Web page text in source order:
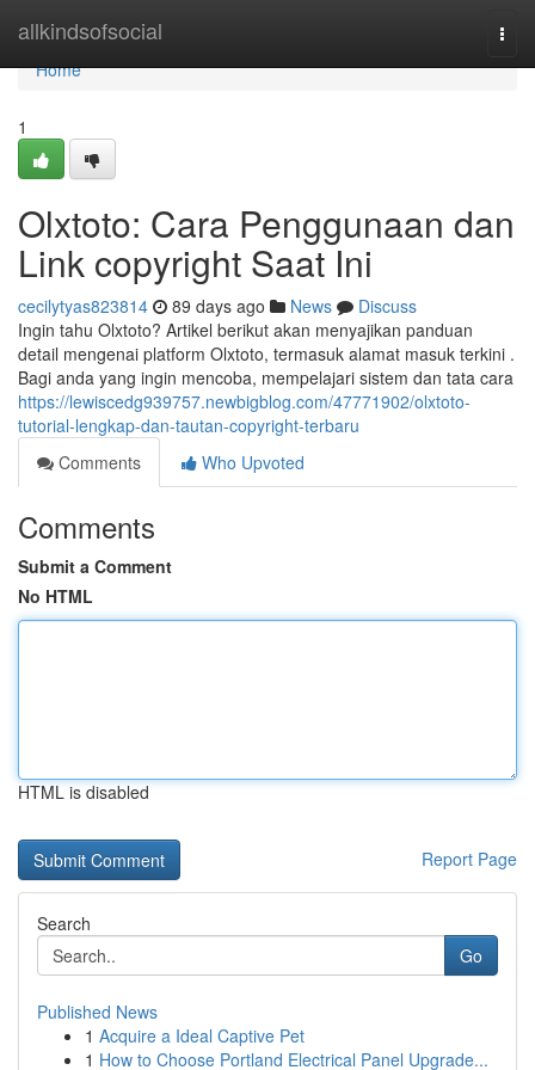
allkindsofsocial
Home
Home
1
Olxtoto: Cara Penggunaan dan
Link copyright Saat Ini
cecilytyas823814 89 days ago News
Discuss
Ingin tahu Olxtoto? Artikel berikut akan menyajikan panduan
detail mengenai platform Olxtoto, termasuk alamat masuk terkini .
Bagi anda yang ingin mencoba, mempelajari sistem dan tata cara
https://lewiscedg939757.newbigblog.com/47771902/olxtoto-
tutorial-lengkap-dan-tautan-copyright-terbaru
Comments
Who Upvoted
Comments
Submit a Comment
No HTML
HTML is disabled
Report Page
Search
Go
Published News
1 Acquire a Ideal Captive Pet
1 How to Choose Portland Electrical Panel Upgrade...